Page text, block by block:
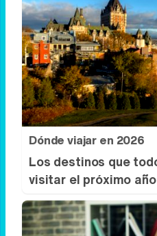
¿Sabes qué baja tu
Lo haces todos los
sientes